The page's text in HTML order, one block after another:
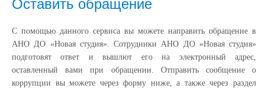
Оставить обращение
С помощью данного сервиса вы можете направить обращение в
АНО ДО «Новая студия». Сотрудники АНО ДО «Новая студия»
подготовят ответ и вышлют его на электронный адрес,
оставленный вами при обращении. Отправить сообщение о
коррупции вы можете через форму ниже, а также через раздел